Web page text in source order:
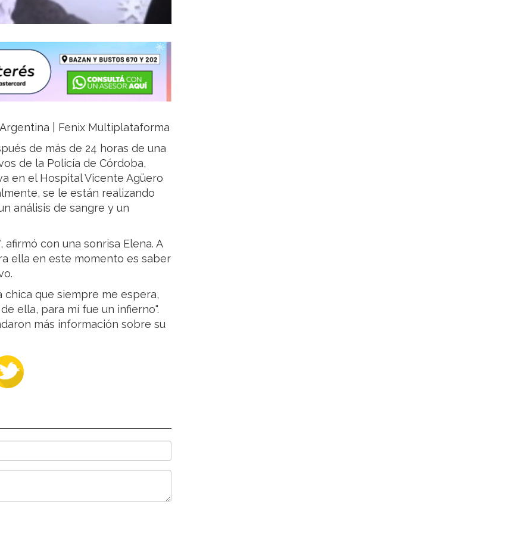
| Fenix Multiplataforma
de más de 24 horas de una
de la Policía de Córdoba,
en el Hospital Vicente Agüero
se le están realizando
análisis de sangre y un
con una sonrisa Elena. A
ella en este momento es saber
chica que siempre me espera,
ella, para mí fue un infierno".
más información sobre su